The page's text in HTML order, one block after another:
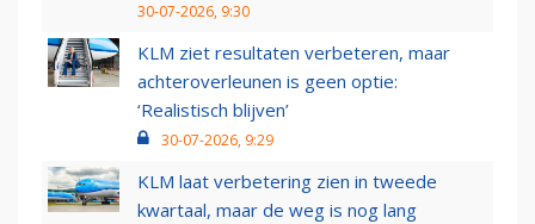
30-07-2026, 9:30
KLM ziet resultaten verbeteren, maar
achteroverleunen is geen optie:
‘Realistisch blijven’
30-07-2026, 9:29
KLM laat verbetering zien in tweede
kwartaal, maar de weg is nog lang